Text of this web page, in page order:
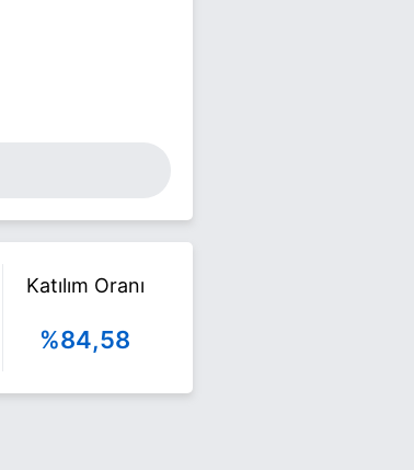
Katılım Oranı
%84,58